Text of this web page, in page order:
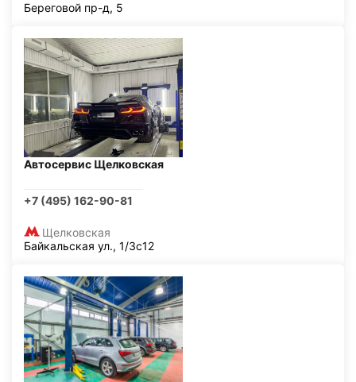
Береговой пр-д, 5
Автосервис Щелковская
+7 (495) 162-90-81
Щелковская
Байкальская ул., 1/3с12